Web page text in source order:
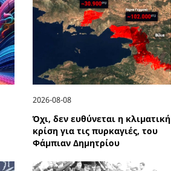
2026-08-08
Όχι, δεν ευθύνεται η κλιματική
κρίση για τις πυρκαγιές, του
Φάμπιαν Δημητρίου